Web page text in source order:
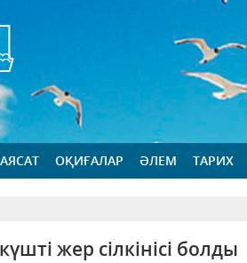
ОҚИҒАЛАР ӘЛЕМ ТАРИХ
жер сілкінісі болды